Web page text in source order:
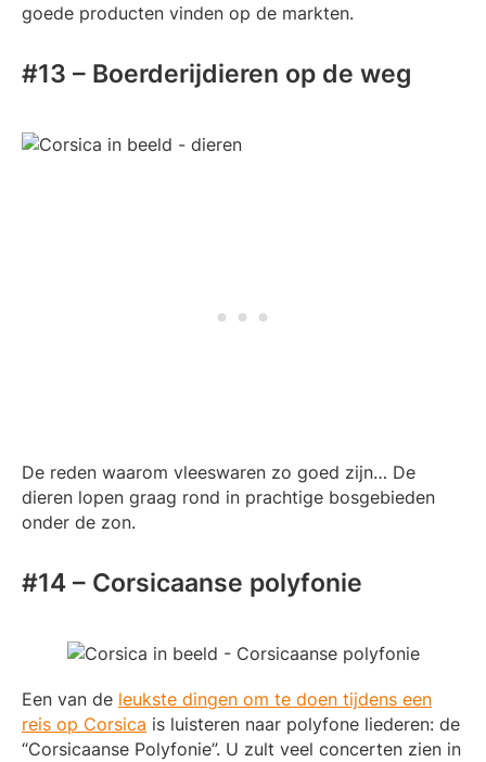
goede producten vinden op de markten.
#13 – Boerderijdieren op de weg
De reden waarom vleeswaren zo goed zijn… De
dieren lopen graag rond in prachtige bosgebieden
onder de zon.
#14 – Corsicaanse polyfonie
Een van de leukste dingen om te doen tijdens een
reis op Corsica is luisteren naar polyfone liederen: de
“Corsicaanse Polyfonie”. U zult veel concerten zien in